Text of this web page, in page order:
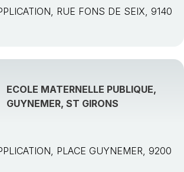
RUE FONS DE SEIX, 9140
ECOLE MATERNELLE PUBLIQUE,
GUYNEMER, ST GIRONS
PLACE GUYNEMER, 9200